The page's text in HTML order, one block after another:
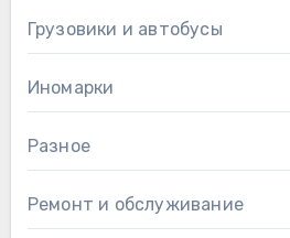
Грузовики и автобусы
Иномарки
Разное
Ремонт и обслуживание